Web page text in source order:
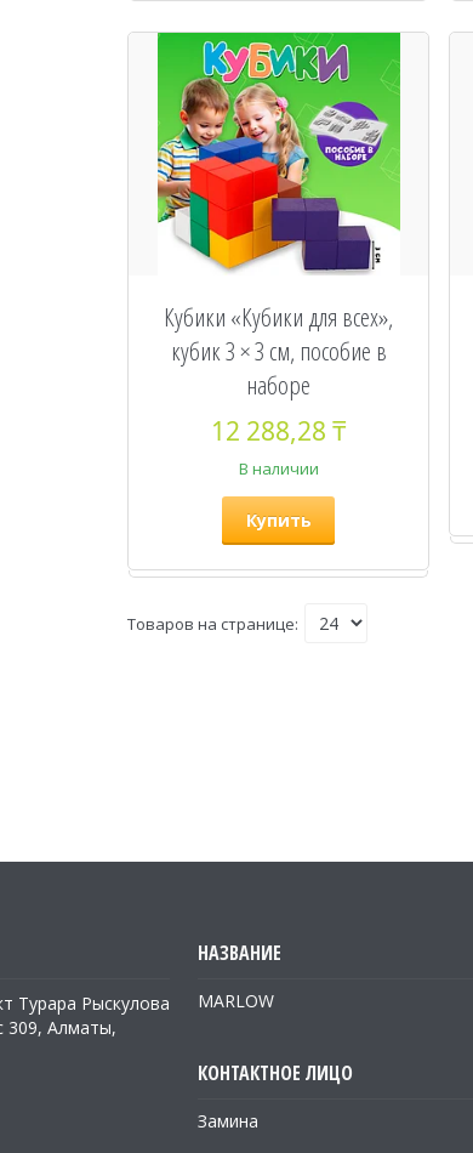
Кубики «Кубики для всех»,
кубик 3 × 3 см, пособие в
наборе
12 288,28 ₸
В наличии
Купить
Турара Рыскулова
309, Алматы,
MARLOW
Замина